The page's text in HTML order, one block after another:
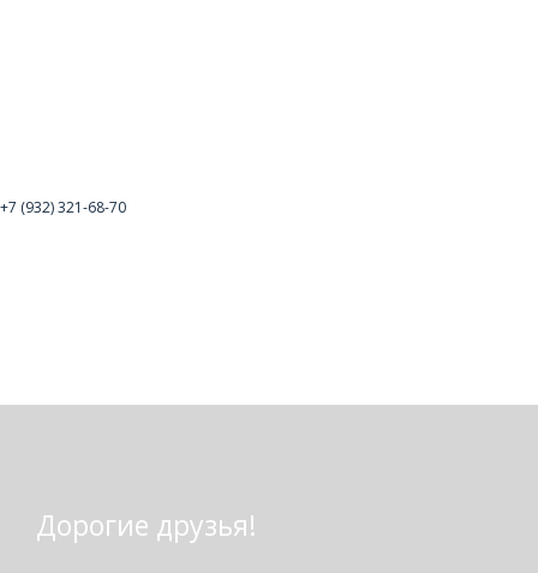
+7 (932) 321-68-70
Дорогие друзья!